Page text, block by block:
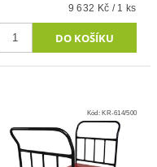
9 632 Kč / 1 ks
Kód:KR-614/500